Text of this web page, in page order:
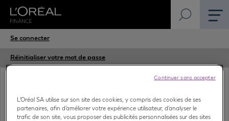
principal
Onglets
principaux
Se connecter
Réinitialiser votre mot de passe
L’Oréal SA utilise sur son site des cookies, y compris des cookies de ses
partenaires, afin d’améliorer votre expérience utilisateur, d’analyser le
trafic de son site, vous proposer des publicités personnalisées sur des sites
Continuer sans accepter